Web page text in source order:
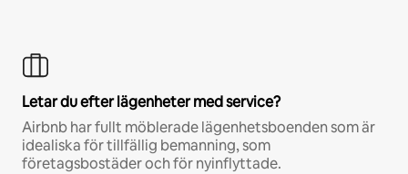
Letar du efter lägenheter med service?
Airbnb har fullt möblerade lägenhetsboenden som är
idealiska för tillfällig bemanning, som
företagsbostäder och för nyinflyttade.